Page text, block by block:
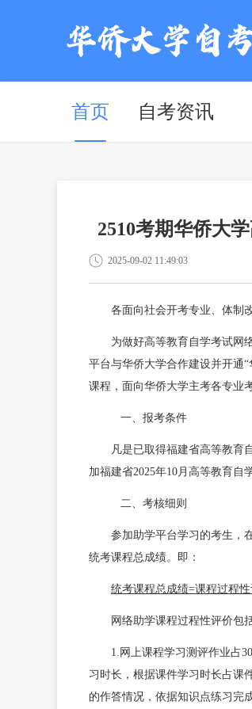
首页 自考资讯
2510考期华侨大
2025-09-02 11:49:03
各面向社会开考专业、体制
为做好高等教育自学考试网
平台与华侨大学合作建设并开通
课程，面向华侨大学主考各专业
一、报考条件
凡是已取得福建省高等教育
加福建省2025年10月高等教育自
二、考核细则
参加助学平台学习的考生，
统考课程总成绩。即：
统考课程总成绩=课程过程
网络助学课程过程性评价包
1.网上课程学习测评作业占
习时长，根据课件学习时长占课
的作答情况，依据知识点练习完